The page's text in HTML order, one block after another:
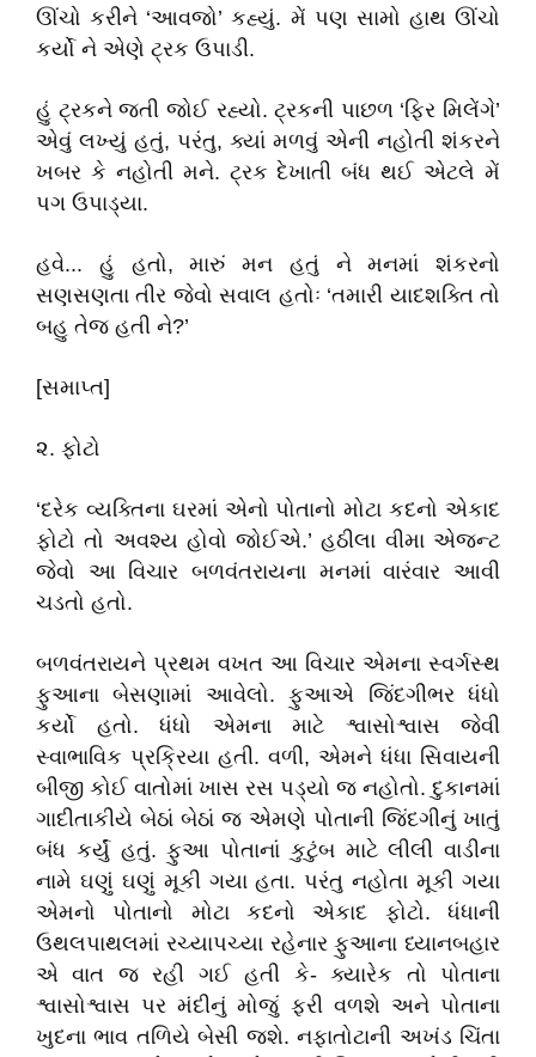
ઊંચો કરીને ‘આવજો’ કહ્યું. મેં પણ સામો હાથ ઊંચો
કર્યો ને એણે ટ્રક ઉપાડી.
હું ટ્રકને જતી જોઈ રહ્યો. ટ્રકની પાછળ ‘ફિર મિલેંગે’
એવું લખ્યું હતું, પરંતુ, ક્યાં મળવું એની નહોતી શંકરને
ખબર કે નહોતી મને. ટ્રક દેખાતી બંધ થઈ એટલે મેં
પગ ઉપાડ્યા.
હવે... હું હતો, મારું મન હતું ને મનમાં શંકરનો
સણસણતા તીર જેવો સવાલ હતોઃ ‘તમારી યાદશક્તિ તો
બહુ તેજ હતી ને?’
[સમાપ્ત]
૨. ફોટો
‘દરેક વ્યક્તિના ઘરમાં એનો પોતાનો મોટા કદનો એકાદ
ફોટો તો અવશ્ય હોવો જોઈએ.’ હઠીલા વીમા એજન્ટ
જેવો આ વિચાર બળવંતરાયના મનમાં વારંવાર આવી
ચડતો હતો.
બળવંતરાયને પ્રથમ વખત આ વિચાર એમના સ્વર્ગસ્થ
ફુઆના બેસણામાં આવેલો. ફુઆએ જિંદગીભર ધંધો
કર્યો હતો. ધંધો એમના માટે શ્વાસોશ્વાસ જેવી
સ્વાભાવિક પ્રક્રિયા હતી. વળી, એમને ધંધા સિવાયની
બીજી કોઈ વાતોમાં ખાસ રસ પડ્યો જ નહોતો. દુકાનમાં
ગાદીતાકીયે બેઠાં બેઠાં જ એમણે પોતાની જિંદગીનું ખાતું
બંધ કર્યું હતું. ફુઆ પોતાનાં કુટુંબ માટે લીલી વાડીના
નામે ઘણું ઘણું મૂકી ગયા હતા. પરંતુ નહોતા મૂકી ગયા
એમનો પોતાનો મોટા કદનો એકાદ ફોટો. ધંધાની
ઉથલપાથલમાં રચ્યાપચ્યા રહેનાર ફુઆના ધ્યાનબહાર
એ વાત જ રહી ગઈ હતી કે- ક્યારેક તો પોતાના
શ્વાસોશ્વાસ પર મંદીનું મોજું ફરી વળશે અને પોતાના
ખુદના ભાવ તળિયે બેસી જશે. નફાતોટાની અખંડ ચિંતા